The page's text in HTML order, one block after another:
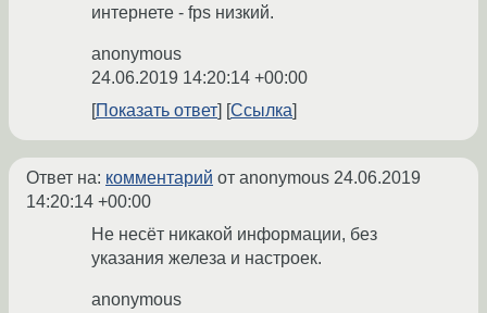
интернете - fps низкий.
anonymous
24.06.2019 14:20:14 +00:00
Показать ответ
Ссылка
Ответ на: комментарий от anonymous 24.06.2019
14:20:14 +00:00
Не несёт никакой информации, без
указания железа и настроек.
anonymous